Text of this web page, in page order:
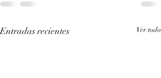
Entradas recientes Ver todo